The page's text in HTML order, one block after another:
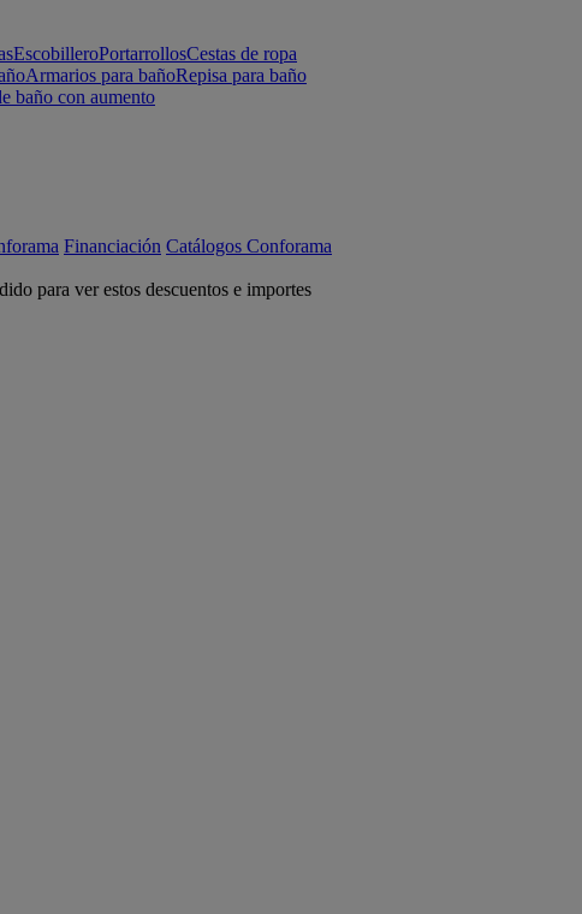
EscobilleroPortarrollosCestas de ropa
Armarios para bañoRepisa para baño
baño con aumento
Financiación Catálogos Conforama
para ver estos descuentos e importes